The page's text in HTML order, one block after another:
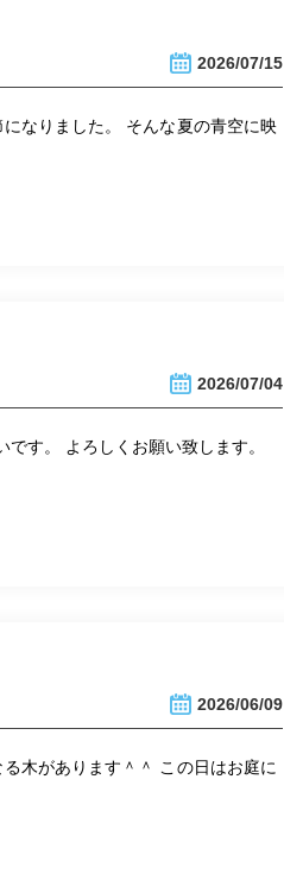
2026/07/15
なりました。 そんな夏の青空に映
2026/07/04
す。 よろしくお願い致します。
2026/06/09
木があります＾＾ この日はお庭に